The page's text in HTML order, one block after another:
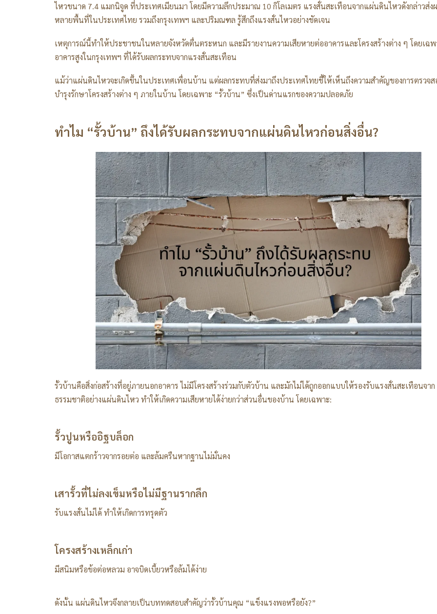
ไหวขนาด 7.4 แมกนิจูด ที่ประเทศเมียนมา โดยมีความลึกประมาณ 10 กิโลเมตร แรงสั่นสะเทือนจากแผ่นดินไหวดังกล่าวส่ง
หลายพื้นที่ในประเทศไทย รวมถึงกรุงเทพฯ และปริมณฑล รู้สึกถึงแรงสั่นไหวอย่างชัดเจน
เหตุการณ์นี้ทำให้ประชาชนในหลายจังหวัดตื่นตระหนก และมีรายงานความเสียหายต่ออาคารและโครงสร้างต่าง ๆ โดยเฉพ
อาคารสูงในกรุงเทพฯ ที่ได้รับผลกระทบจากแรงสั่นสะเทือน
แม้ว่าแผ่นดินไหวจะเกิดขึ้นในประเทศเพื่อนบ้าน แต่ผลกระทบที่ส่งมาถึงประเทศไทยชี้ให้เห็นถึงความสำคัญของการตรวจ
บำรุงรักษาโครงสร้างต่าง ๆ ภายในบ้าน โดยเฉพาะ “รั้วบ้าน” ซึ่งเป็นด่านแรกของความปลอดภัย
ทำไม “รั้วบ้าน” ถึงได้รับผลกระทบจากแผ่นดินไหวก่อนสิ่งอื่น?
รั้วบ้านคือสิ่งก่อสร้างที่อยู่ภายนอกอาคาร ไม่มีโครงสร้างร่วมกับตัวบ้าน และมักไม่ได้ถูกออกแบบให้รองรับแรงสั่นสะเทือนจาก
ธรรมชาติอย่างแผ่นดินไหว ทำให้เกิดความเสียหายได้ง่ายกว่าส่วนอื่นของบ้าน โดยเฉพาะ:
รั้วปูนหรืออิฐบล็อก
มีโอกาสแตกร้าวจากรอยต่อ และล้มครืนหากฐานไม่มั่นคง
เสารั้วที่ไม่ลงเข็มหรือไม่มีฐานรากลึก
รับแรงสั่นไม่ได้ ทำให้เกิดการทรุดตัว
โครงสร้างเหล็กเก่า
มีสนิมหรือข้อต่อหลวม อาจบิดเบี้ยวหรือล้มได้ง่าย
ดังนั้น แผ่นดินไหวจึงกลายเป็นบททดสอบสำคัญว่ารั้วบ้านคุณ “แข็งแรงพอหรือยัง?”